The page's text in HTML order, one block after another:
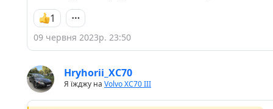
1
09 червня 2023р. 23:50
Hryhorii_ХС70
Я їжджу на Volvo XC70 III